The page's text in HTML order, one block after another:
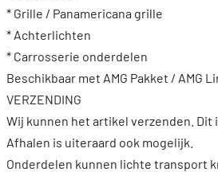
* Grille / Panamericana grille
* Achterlichten
* Carrosserie onderdelen
Beschikbaar met AMG Pakket / AMG
VERZENDING
Wij kunnen het artikel verzenden. Dit
Afhalen is uiteraard ook mogelijk.
Onderdelen kunnen lichte transport